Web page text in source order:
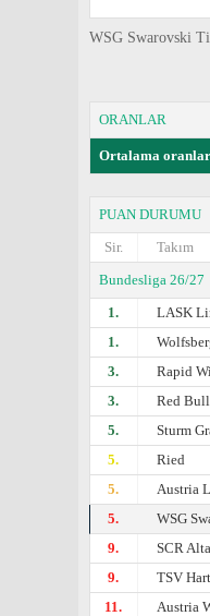
WSG Swarovski
ORANLAR
Ortalama oranlar
PUAN DURUMU
Sir.
Takım
Bundesliga 26/27
1.
LASK
1.
3.
Rapid
3.
Red
5.
Sturm
5.
Ried
5.
Austria
5.
WSG
9.
SCR
9.
TSV
11.
Austria